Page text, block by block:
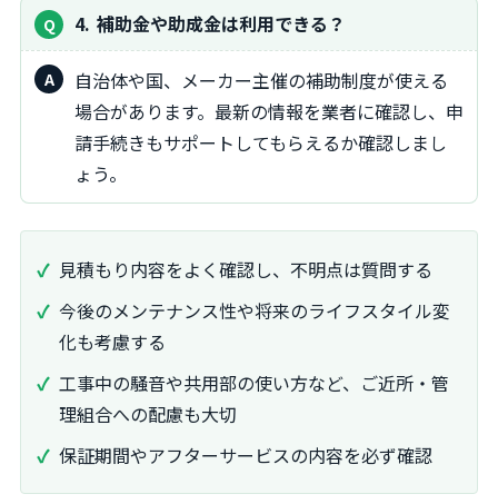
4 補助金や助成金は利用できる？
自治体や国、メーカー主催の補助制度が使える
場合があります。最新の情報を業者に確認し、申
請手続きもサポートしてもらえるか確認しまし
ょう。
見積もり内容をよく確認し、不明点は質問する
今後のメンテナンス性や将来のライフスタイル変
化も考慮する
工事中の騒音や共用部の使い方など、ご近所・管
理組合への配慮も大切
保証期間やアフターサービスの内容を必ず確認